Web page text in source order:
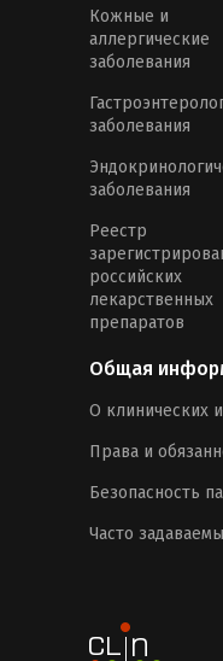
Кожные и
аллергические
заболевания
заболевания
заболевания
Реестр
российских
лекарственных
препаратов
Общая
О клинических
Права и
Безопасность
Часто